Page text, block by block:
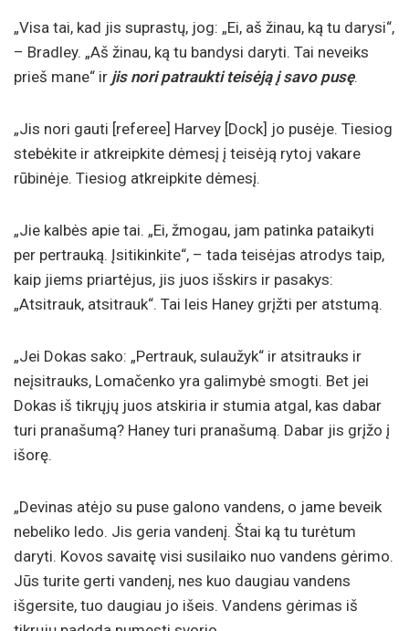
„Visa tai, kad jis suprastų, jog: „Ei, aš žinau, ką tu darysi“,
– Bradley. „Aš žinau, ką tu bandysi daryti. Tai neveiks
prieš mane“ ir jis nori patraukti teisėją į savo pusę.
„Jis nori gauti [referee] Harvey [Dock] jo pusėje. Tiesiog
stebėkite ir atkreipkite dėmesį į teisėją rytoj vakare
rūbinėje. Tiesiog atkreipkite dėmesį.
„Jie kalbės apie tai. „Ei, žmogau, jam patinka pataikyti
per pertrauką. Įsitikinkite“, – tada teisėjas atrodys taip,
kaip jiems priartėjus, jis juos išskirs ir pasakys:
„Atsitrauk, atsitrauk“. Tai leis Haney grįžti per atstumą.
„Jei Dokas sako: „Pertrauk, sulaužyk“ ir atsitrauks ir
neįsitrauks, Lomačenko yra galimybė smogti. Bet jei
Dokas iš tikrųjų juos atskiria ir stumia atgal, kas dabar
turi pranašumą? Haney turi pranašumą. Dabar jis grįžo į
išorę.
„Devinas atėjo su puse galono vandens, o jame beveik
nebeliko ledo. Jis geria vandenį. Štai ką tu turėtum
daryti. Kovos savaitę visi susilaiko nuo vandens gėrimo.
Jūs turite gerti vandenį, nes kuo daugiau vandens
išgersite, tuo daugiau jo išeis. Vandens gėrimas iš